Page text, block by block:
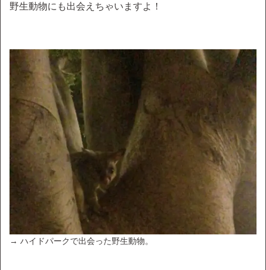
野生動物にも出会えちゃいますよ！
→ ハイドパークで出会った野生動物。